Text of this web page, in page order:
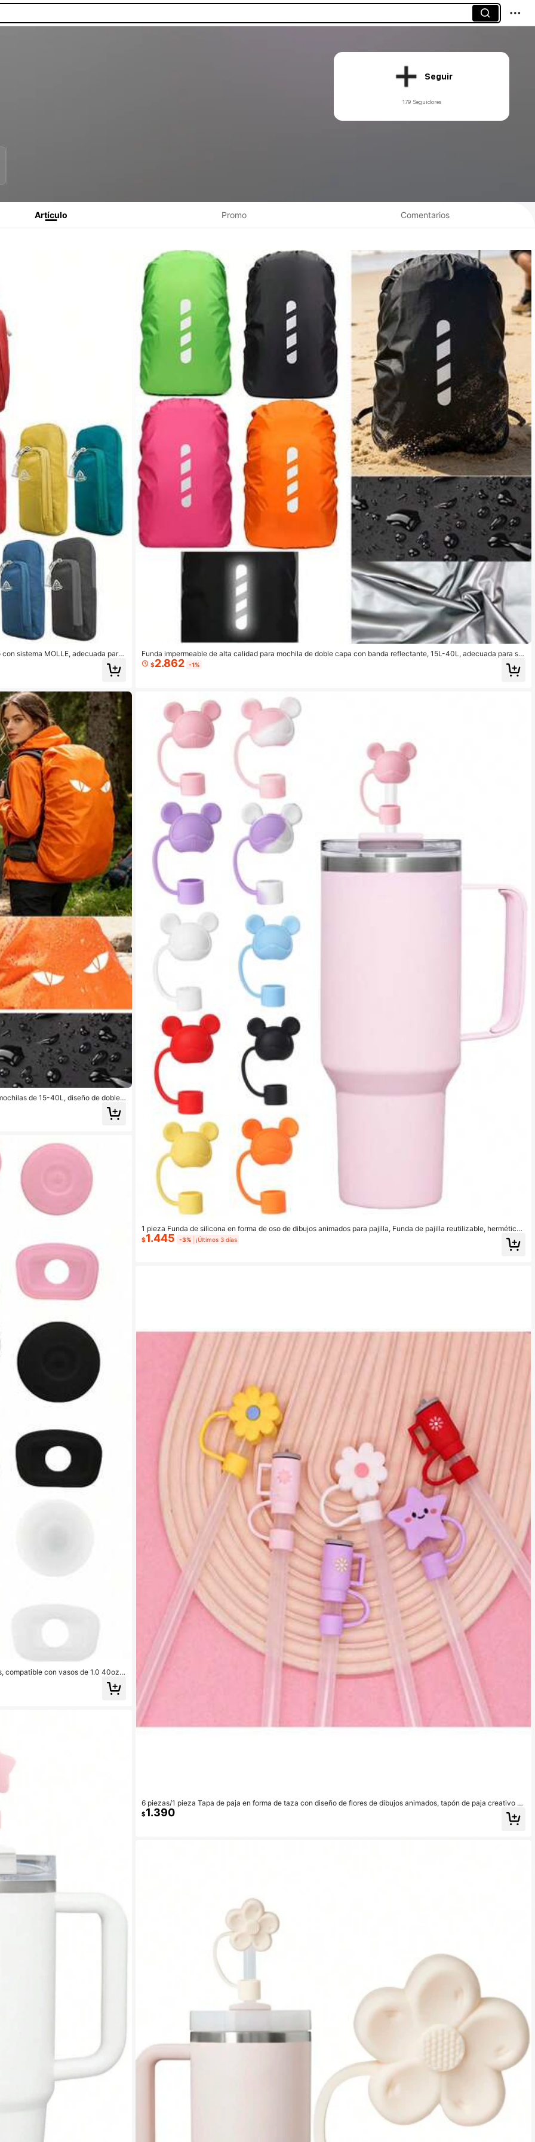
Seguir
179 Seguidores
Artículo Promo Comentarios
sistema MOLLE, adecuada para
EDC, adecuada para senderismo
de teléfono, accesorio de
de 15-40L, diseño de doble c
para mochila de ciclismo,
compatible con vasos de 1.0 40oz 3
antiderrames para tapa, 3 colore
Funda impermeable de alta calidad para mochila de doble capa con banda reflectante, 15L-40L, adecuada para se
nderismo, camping, viajes, ciclismo y actividades al aire libre
$2.862 -1%
1 pieza Funda de silicona en forma de oso de dibujos animados para pajilla, Funda de pajilla reutilizable, hermética,
a prueba de polvo y a prueba de salpicaduras, accesorio de cubierta linda para pajilla.
$1.445 -3% ¡Últimos 3 días
6 piezas/1 pieza Tapa de paja en forma de taza con diseño de flores de dibujos animados, tapón de paja creativo a
prueba de polvo, sombrero de paja personalizado y reutilizable, superventas
$1.390